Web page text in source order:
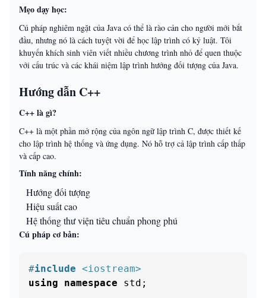
Mẹo dạy học:
Cú pháp nghiêm ngặt của Java có thể là rào cản cho người mới bắt
đầu, nhưng nó là cách tuyệt vời để học lập trình có kỷ luật. Tôi
khuyến khích sinh viên viết nhiều chương trình nhỏ để quen thuộc
với cấu trúc và các khái niệm lập trình hướng đối tượng của Java.
Hướng dẫn C++
C++ là gì?
C++ là một phần mở rộng của ngôn ngữ lập trình C, được thiết kế
cho lập trình hệ thống và ứng dụng. Nó hỗ trợ cả lập trình cấp thấp
và cấp cao.
Tính năng chính:
Hướng đối tượng
Hiệu suất cao
Hệ thống thư viện tiêu chuẩn phong phú
Cú pháp cơ bản:
#include <iostream>
using
namespace std;